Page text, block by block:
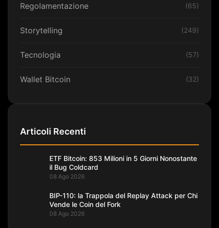
Regolamentazione (65)
Storytelling (249)
Tecnologia (57)
Wallet Bitcoin (32)
Articoli Recenti
ETF Bitcoin: 853 Milioni in 5 Giorni Nonostante
il Bug Coldcard
08 Ago 2026
BIP-110: la Trappola del Replay Attack per Chi
Vende le Coin del Fork
08 Ago 2026